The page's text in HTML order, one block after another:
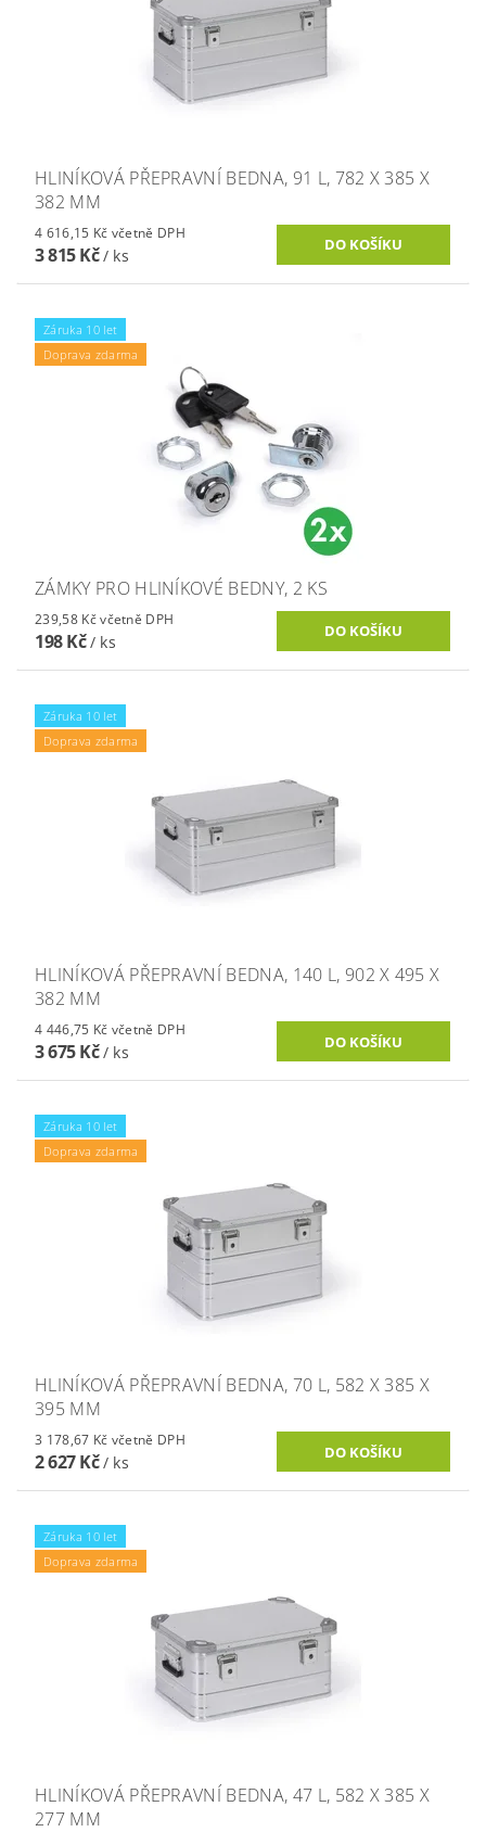
HLINÍKOVÁ PŘEPRAVNÍ BEDNA, 91 L, 782 X 385 X
382 MM
4 616,15 Kč včetně DPH
3 815 Kč/ ks
Záruka 10 let
Doprava zdarma
ZÁMKY PRO HLINÍKOVÉ BEDNY, 2 KS
239,58 Kč včetně DPH
198 Kč/ ks
Záruka 10 let
Doprava zdarma
HLINÍKOVÁ PŘEPRAVNÍ BEDNA, 140 L, 902 X 495 X
382 MM
4 446,75 Kč včetně DPH
3 675 Kč/ ks
Záruka 10 let
Doprava zdarma
HLINÍKOVÁ PŘEPRAVNÍ BEDNA, 70 L, 582 X 385 X
395 MM
3 178,67 Kč včetně DPH
2 627 Kč/ ks
Záruka 10 let
Doprava zdarma
HLINÍKOVÁ PŘEPRAVNÍ BEDNA, 47 L, 582 X 385 X
277 MM